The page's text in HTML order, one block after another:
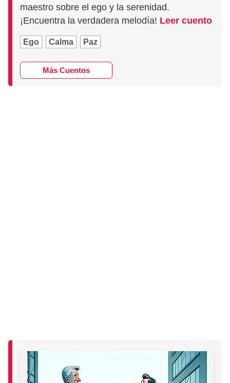
maestro sobre el ego y la serenidad.
¡Encuentra la verdadera melodía! Leer cuento
Ego Calma Paz
Más Cuentos